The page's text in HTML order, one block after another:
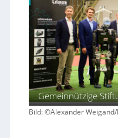
Gemeinnützige
Bild: ©Alexander